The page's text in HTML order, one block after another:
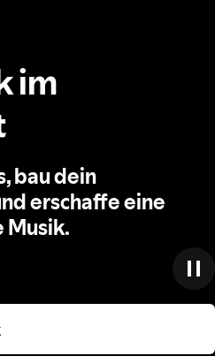
im
bau dein
erschaffe eine
Musik.